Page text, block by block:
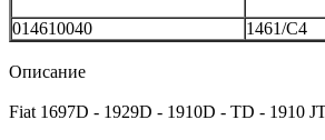
014610040
1461/C4
Описание
Fiat 1697D - 1929D - 1910D - TD - 1910